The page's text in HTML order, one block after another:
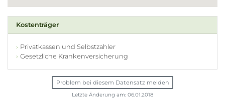
Kostenträger
Privatkassen und Selbstzahler
Gesetzliche Krankenversicherung
Problem bei diesem Datensatz melden
Letzte Änderung am: 06.01.2018